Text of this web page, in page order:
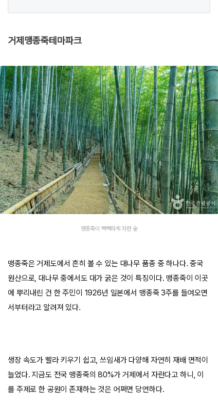
거제맹종죽테마파크
맹종죽이 빽빽하게 자란 숲
맹종죽은 거제도에서 흔히 볼 수 있는 대나무 품종 중 하나다. 중국
원산으로, 대나무 중에서도 대가 굵은 것이 특징이다. 맹종죽이 이곳
에 뿌리내린 건 한 주민이 1926년 일본에서 맹종죽 3주를 들여오면
서부터라고 알려져 있다.
생장 속도가 빨라 키우기 쉽고, 쓰임새가 다양해 자연히 재배 면적이
늘었다. 지금도 전국 맹종죽의 80%가 거제에서 자란다고 하니, 이
를 주제로 한 공원이 존재하는 것은 어쩌면 당연하다.